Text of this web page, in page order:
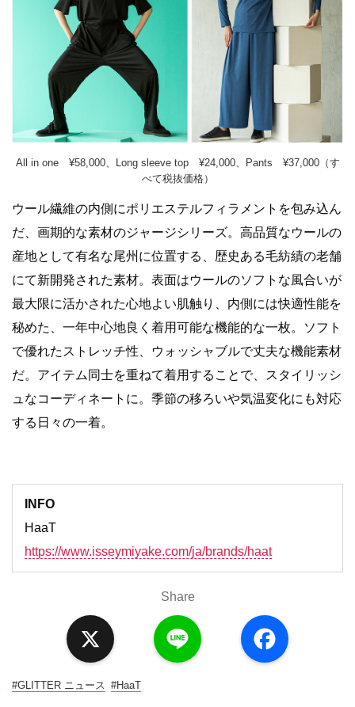
All in one ¥58,000、Long sleeve top ¥24,000、Pants ¥37,000（す
べて税抜価格）
ウール繊維の内側にポリエステルフィラメントを包み込ん
だ、画期的な素材のジャージシリーズ。高品質なウールの
産地として有名な尾州に位置する、歴史ある毛紡績の老舗
にて新開発された素材。表面はウールのソフトな風合いが
最大限に活かされた心地よい肌触り、内側には快適性能を
秘めた、一年中心地良く着用可能な機能的な一枚。ソフト
で優れたストレッチ性、ウォッシャブルで丈夫な機能素材
だ。アイテム同士を重ねて着用することで、スタイリッシ
ュなコーディネートに。季節の移ろいや気温変化にも対応
する日々の一着。
INFO
HaaT
https://www.isseymiyake.com/ja/brands/haat
Share
a
c
#GLITTER ニュース #HaaT